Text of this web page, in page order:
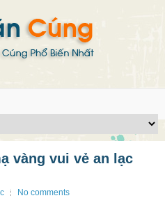
vàng vui vẻ an lạc
No comments